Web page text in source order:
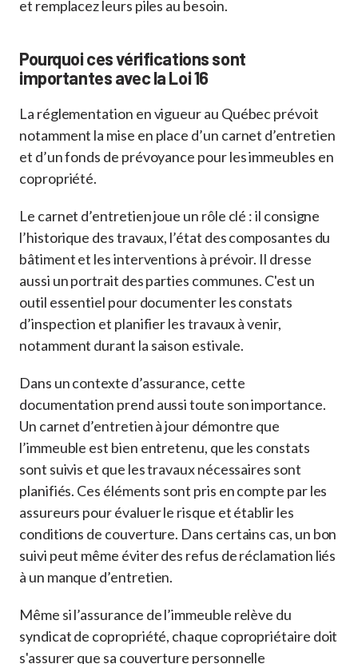
et remplacez leurs piles au besoin.
Pourquoi ces vérifications sont
importantes avec la Loi 16
La réglementation en vigueur au Québec prévoit
notamment la mise en place d’un carnet d’entretien
et d’un fonds de prévoyance pour les immeubles en
copropriété.
Le carnet d’entretien joue un rôle clé : il consigne
l’historique des travaux, l’état des composantes du
bâtiment et les interventions à prévoir. Il dresse
aussi un portrait des parties communes. C'est un
outil essentiel pour documenter les constats
d’inspection et planifier les travaux à venir,
notamment durant la saison estivale.
Dans un contexte d’assurance, cette
documentation prend aussi toute son importance.
Un carnet d’entretien à jour démontre que
l’immeuble est bien entretenu, que les constats
sont suivis et que les travaux nécessaires sont
planifiés. Ces éléments sont pris en compte par les
assureurs pour évaluer le risque et établir les
conditions de couverture. Dans certains cas, un bon
suivi peut même éviter des refus de réclamation liés
à un manque d’entretien.
Même si l’assurance de l’immeuble relève du
syndicat de copropriété, chaque copropriétaire doit
s'assurer que sa couverture personnelle